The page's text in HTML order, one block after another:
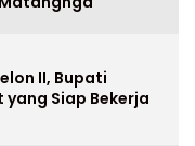
II, Bupati
Siap Bekerja